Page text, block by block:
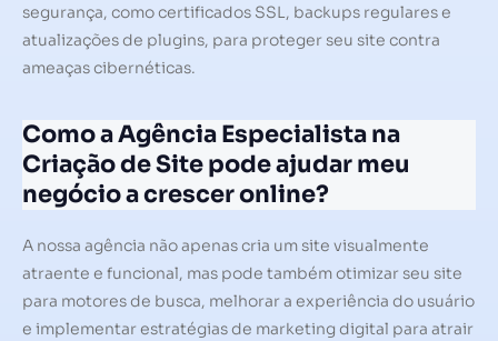
segurança, como certificados SSL, backups regulares e
atualizações de plugins, para proteger seu site contra
ameaças cibernéticas.
Como a Agência Especialista na
Criação de Site pode ajudar meu
negócio a crescer online?
A nossa agência não apenas cria um site visualmente
atraente e funcional, mas pode também otimizar seu site
para motores de busca, melhorar a experiência do usuário
e implementar estratégias de marketing digital para atrair